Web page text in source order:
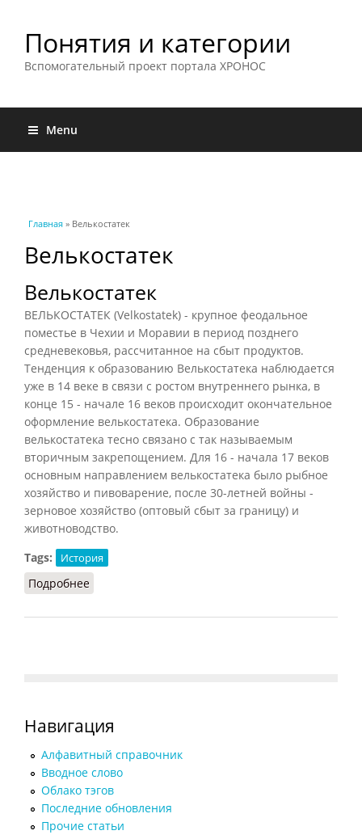
Понятия и категории
Вспомогательный проект портала ХРОНОС
Menu
Вы здесь
Главная » Велькостатек
Велькостатек
Велькостатек
ВЕЛЬКОСТАТЕК (Velkostatek) - крупное феодальное
поместье в Чехии и Моравии в период позднего
средневековья, рассчитанное на сбыт продуктов.
Тенденция к образованию Велькостатека наблюдается
уже в 14 веке в связи с ростом внутреннего рынка, в
конце 15 - начале 16 веков происходит окончательное
оформление велькостатека. Образование
велькостатека тесно связано с так называемым
вторичным закрепощением. Для 16 - начала 17 веков
основным направлением велькостатека было рыбное
хозяйство и пивоварение, после 30-летней войны -
зерновое хозяйство (оптовый сбыт за границу) и
животноводство.
Tags:
История
Подробнее
Навигация
Алфавитный справочник
Вводное слово
Облако тэгов
Последние обновления
Прочие статьи